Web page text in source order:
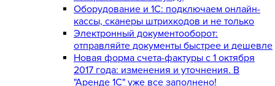
Оборудование и 1С: подключаем онлайн-
кассы, сканеры штрихкодов и не только
Электронный документооборот:
отправляйте документы быстрее и дешевле
Новая форма счета-фактуры с 1 октября
2017 года: изменения и уточнения. В
"Аренде 1С" уже все заполнено!